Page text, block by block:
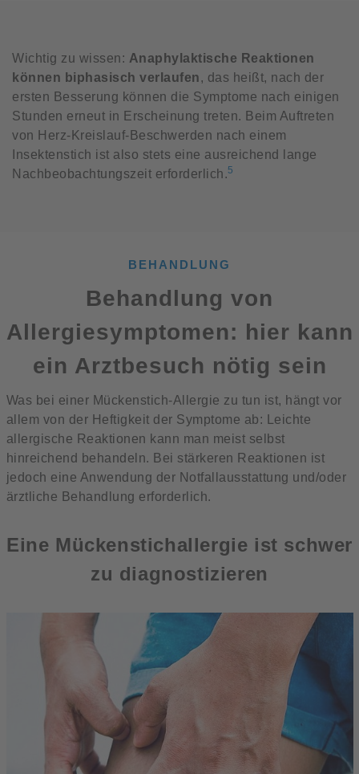
Wichtig zu wissen: Anaphylaktische Reaktionen
können biphasisch verlaufen, das heißt, nach der
ersten Besserung können die Symptome nach einigen
Stunden erneut in Erscheinung treten. Beim Auftreten
von Herz-Kreislauf-Beschwerden nach einem
Insektenstich ist also stets eine ausreichend lange
Nachbeobachtungszeit erforderlich.5
BEHANDLUNG
Behandlung von
Allergiesymptomen: hier kann
ein Arztbesuch nötig sein
Was bei einer Mückenstich-Allergie zu tun ist, hängt vor
allem von der Heftigkeit der Symptome ab: Leichte
allergische Reaktionen kann man meist selbst
hinreichend behandeln. Bei stärkeren Reaktionen ist
jedoch eine Anwendung der Notfallausstattung und/oder
ärztliche Behandlung erforderlich.
Eine Mückenstichallergie ist schwer
zu diagnostizieren